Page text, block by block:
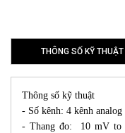
THÔNG SỐ KỸ THUẬT
Thông số kỹ thuật
- Số kênh: 4 kênh
- Thang đo: 10 mV to